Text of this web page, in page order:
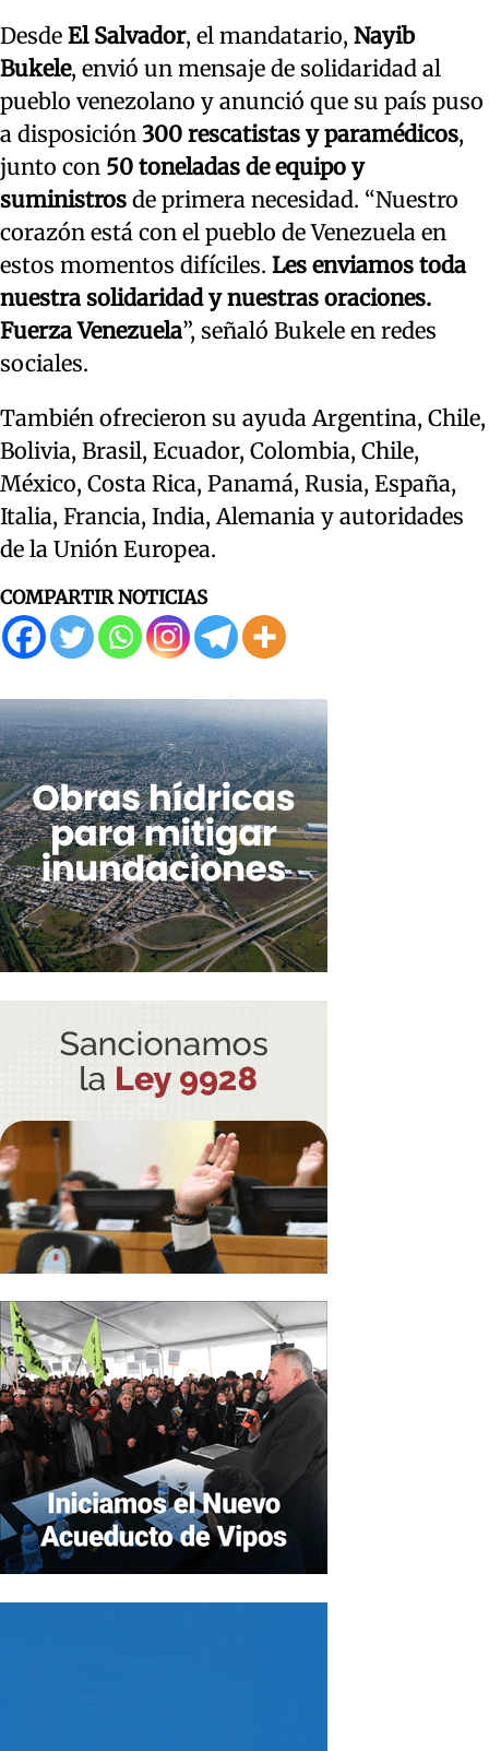
Desde El Salvador, el mandatario, Nayib
Bukele, envió un mensaje de solidaridad al
pueblo venezolano y anunció que su país puso
a disposición 300 rescatistas y paramédicos,
junto con 50 toneladas de equipo y
suministros de primera necesidad. “Nuestro
corazón está con el pueblo de Venezuela en
estos momentos difíciles. Les enviamos toda
nuestra solidaridad y nuestras oraciones.
Fuerza Venezuela”, señaló Bukele en redes
sociales.
También ofrecieron su ayuda Argentina, Chile,
Bolivia, Brasil, Ecuador, Colombia, Chile,
México, Costa Rica, Panamá, Rusia, España,
Italia, Francia, India, Alemania y autoridades
de la Unión Europea.
COMPARTIR NOTICIAS